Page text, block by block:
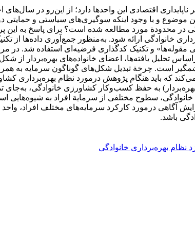
ناپایداری اقتصادی این واحدها دارد؛ از این‌رو در
این موضوع و با وجود اینکه سوگیری‌های سیاستی و
در محدودة مورد مطالعه شده است؟ برای پاسخ به این
تحلیل یافته‌ها، اعضای خانواده‌های بهره‌بردار
است. چرخة تبدیل شکل‌های گوناگون سرمایه به همراه
که باید هنگام پژوهش درمورد نظام بهره‌برداری
به حفظ کسب‌وکار کشاورزی خانوادگی،
سطوح مختلفی از سرمایة افراد به
آگاهی درمورد کارکرد سرمایه‌های مختلف افراد،
باشد.
نظام بهره‌برداری خانوادگی